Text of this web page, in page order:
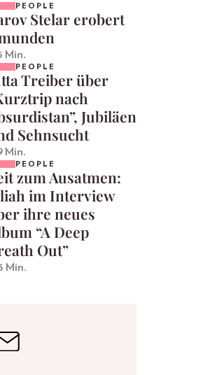
PEOPLE
Stelar erobert
Min.
PEOPLE
Treiber über
nach
Jubiläen
Sehnsucht
Min.
PEOPLE
zum Ausatmen:
im Interview
ihre neues
“A Deep
Out”
Min.